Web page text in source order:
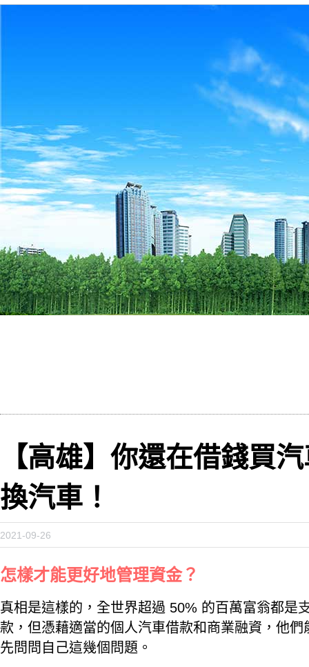
【高雄】你還在借錢買
換汽車！
2021-09-26
怎樣才能更好地管理資金？
真相是這樣的，全世界超過 50% 的百萬富翁都是
款，但憑藉適當的個人汽車借款和商業融資，他
先問問自己這幾個問題。